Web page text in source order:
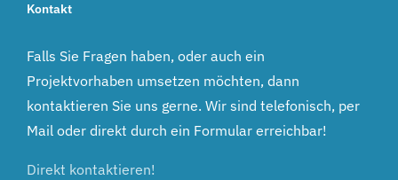
Kontakt
Falls Sie Fragen haben, oder auch ein
Projektvorhaben umsetzen möchten, dann
kontaktieren Sie uns gerne. Wir sind telefonisch, per
Mail oder direkt durch ein Formular erreichbar!
Direkt kontaktieren!